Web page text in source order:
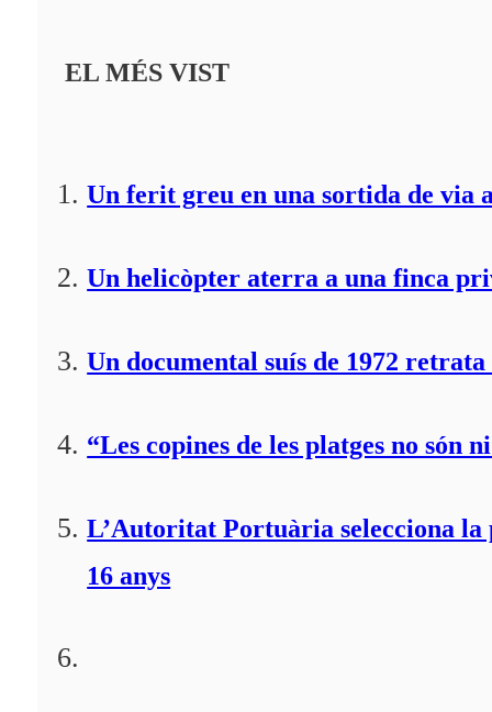
EL MÉS VIST
Un ferit greu en una sortida de via
Un helicòpter aterra a una finca
Un documental suís de 1972
“Les copines de les platges no
L’Autoritat Portuària selecciona
16 anys